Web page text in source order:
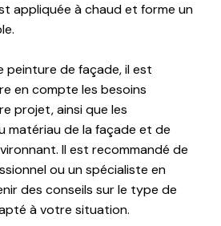
appliquée à chaud et forme un
peinture de façade, il est
en compte les besoins
projet, ainsi que les
matériau de la façade et de
Il est recommandé de
ou un spécialiste en
des conseils sur le type de
à votre situation.